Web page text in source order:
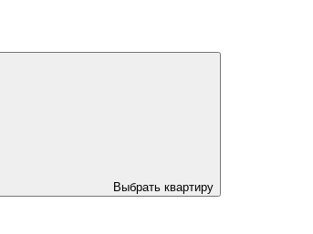
Выбрать квартиру